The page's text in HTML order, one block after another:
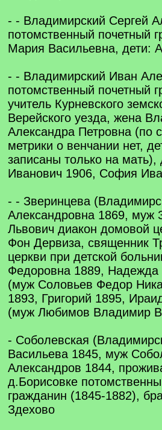
- - Владимирский Сергей
потомственный почетный
Мария Васильевна, дети:
- - Владимирский Иван
потомственный почетный
учитель Курневского
Верейского уезда, жена
Александра Петровна (по
метрики о венчании нет,
записаны только на мать),
Иванович 1906, София
- - Зверинцева
Александровна 1869, муж
Львович диакон домовой
Фон Дервиза, священник
церкви при детской
Федоровна 1889,
(муж Соловьев Федор
1893, Григорий 1895,
(муж Любимов Владимир
- Соболевская
Васильева 1845, муж
Александров 1844,
д.Борисовке
гражданин (1845-1882),
Здехово